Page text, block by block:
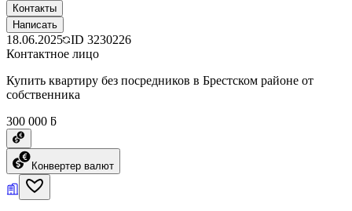
Контакты
Написать
18.06.2025 ID 3230226
Контактное лицо
Купить квартиру без посредников в Брестском районе от
собственника
300 000 ƃ
Конвертер валют